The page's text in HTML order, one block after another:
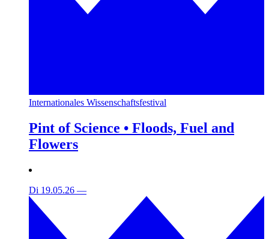
Internationales Wissenschaftsfestival
Pint of Science • Floods, Fuel and
Flowers
Di 19.05.26 —